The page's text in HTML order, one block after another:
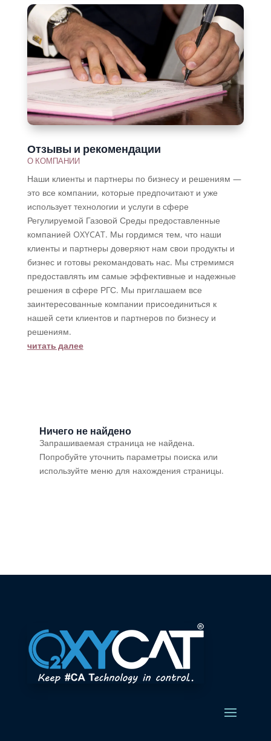
Подробнее
Отзывы и рекомендации
О КОМПАНИИ
Наши клиенты и партнеры по бизнесу и решениям —
это все компании, которые предпочитают и уже
использует технологии и услуги в сфере
Регулируемой Газовой Среды предоставленные
компанией OXYCAT. Мы гордимся тем, что наши
клиенты и партнеры доверяют нам свои продукты и
бизнес и готовы рекомандовать нас. Мы стремимся
предоставлять им самые эффективные и надежные
решения в сфере РГС. Мы приглашаем все
заинтересованные компании присоединиться к
нашей сети клиентов и партнеров по бизнесу и
решениям.
читать далее
Ничего не найдено
Запрашиваемая страница не найдена.
Попробуйте уточнить параметры поиска или
используйте меню для нахождения страницы.